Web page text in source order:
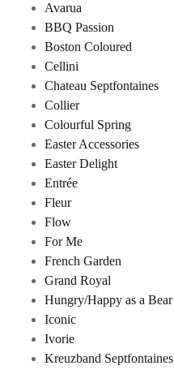
Avarua
BBQ Passion
Boston Coloured
Cellini
Chateau Septfontaines
Collier
Colourful Spring
Easter Accessories
Easter Delight
Entrée
Fleur
Flow
For Me
French Garden
Grand Royal
Hungry/Happy as a Bear
Iconic
Ivorie
Kreuzband Septfontaines